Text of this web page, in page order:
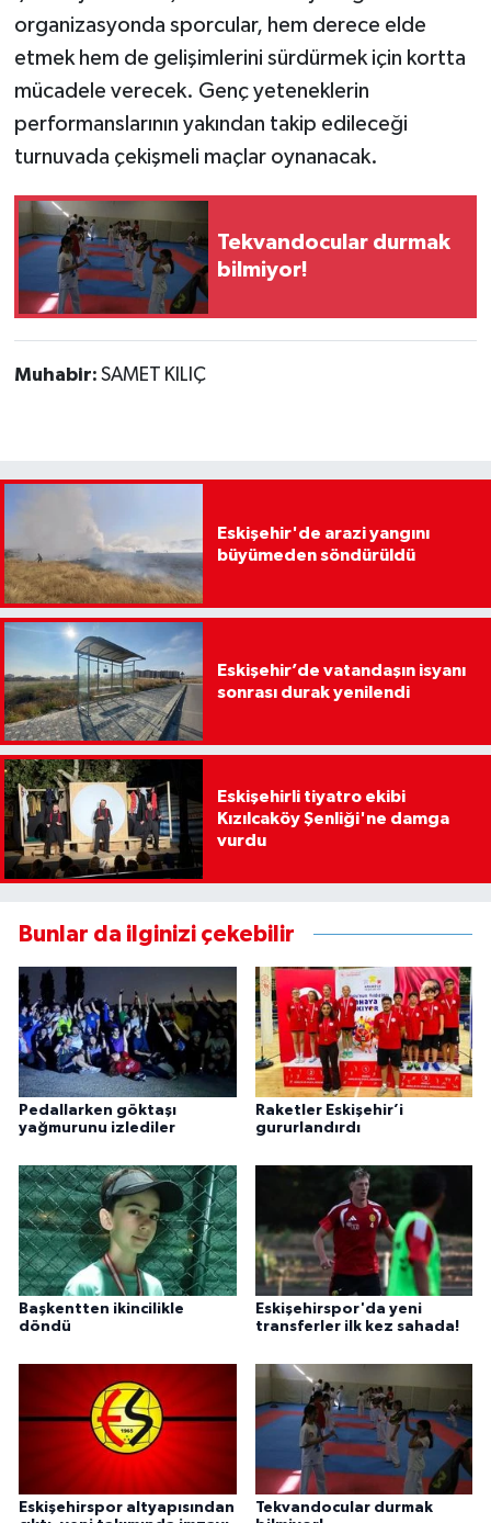
organizasyonda sporcular, hem derece elde
etmek hem de gelişimlerini sürdürmek için kortta
mücadele verecek. Genç yeteneklerin
performanslarının yakından takip edileceği
turnuvada çekişmeli maçlar oynanacak.
Tekvandocular durmak
bilmiyor!
Muhabir: SAMET KILIÇ
Eskişehir'de arazi yangını
büyümeden söndürüldü
Eskişehir’de vatandaşın isyanı
sonrası durak yenilendi
Eskişehirli tiyatro ekibi
Kızılcaköy Şenliği'ne damga
vurdu
Bunlar da ilginizi çekebilir
Pedallarken göktaşı
yağmurunu izlediler
Raketler Eskişehir’i
gururlandırdı
Başkentten ikincilikle
döndü
Eskişehirspor'da yeni
transferler ilk kez sahada!
Eskişehirspor altyapısından
Tekvandocular durmak